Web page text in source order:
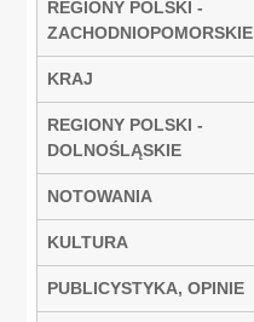
REGIONY POLSKI -
ZACHODNIOPOMORSKIE
KRAJ
REGIONY POLSKI -
DOLNOŚLĄSKIE
NOTOWANIA
KULTURA
PUBLICYSTYKA, OPINIE